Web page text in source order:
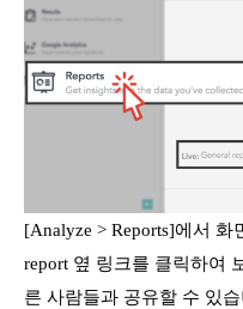
[Analyze > Reports]에서 화
report 옆 링크를 클릭하여
른 사람들과 공유할 수 있